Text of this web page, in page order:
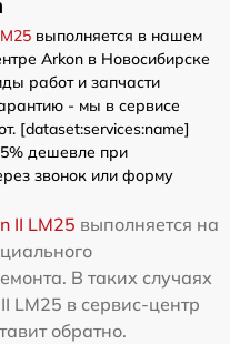
выполняется в нашем
Arkon в Новосибирске
работ и запчасти
- мы в сервисе
[dataset:services:name]
дешевле при
звонок или форму
II LM25 выполняется на
В таких случаях
LM25 в сервис-центр
обратно.